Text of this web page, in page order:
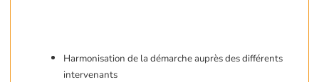
Harmonisation de la démarche auprès des différents
intervenants